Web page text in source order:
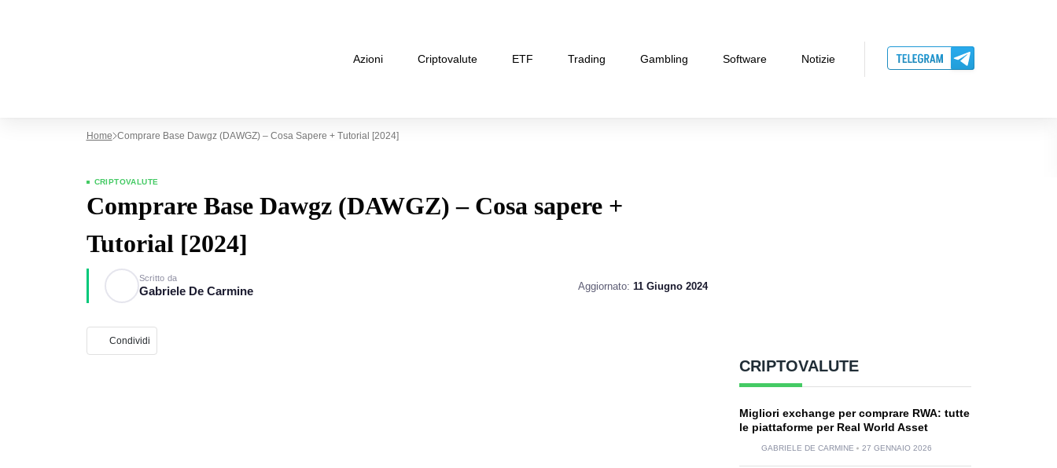
Azioni Criptovalute ETF Trading Gambling Software Notizie
Home Comprare Base Dawgz (DAWGZ) – Cosa Sapere + Tutorial [2024]
CRIPTOVALUTE
Comprare Base Dawgz (DAWGZ) – Cosa sapere +
Tutorial [2024]
Scritto da
Gabriele De Carmine Aggiornato: 11 Giugno 2024
Condividi
CRIPTOVALUTE
Migliori exchange per comprare RWA: tutte
le piattaforme per Real World Asset
GABRIELE DE CARMINE 27 GENNAIO 2026